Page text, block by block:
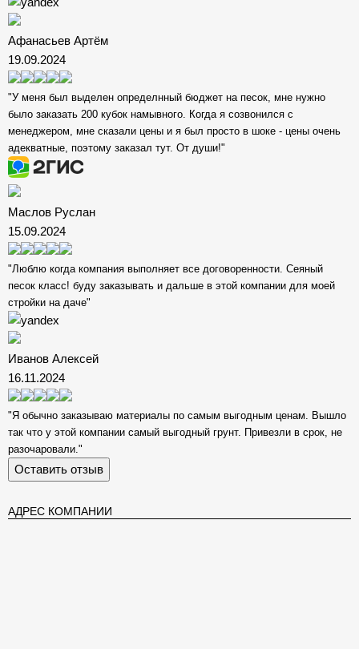
Афанасьев Артём
19.09.2024
"У меня был выделен определнный бюджет на песок, мне нужно
было заказать 200 кубок намывного. Когда я созвонился с
менеджером, мне сказали цены и я был просто в шоке - цены очень
адекватные, поэтому заказал тут. От души!"
Маслов Руслан
15.09.2024
"Люблю когда компания выполняет все договоренности. Сеяный
песок класс! буду заказывать и дальше в этой компании для моей
стройки на даче"
Иванов Алексей
16.11.2024
"Я обычно заказываю материалы по самым выгодным ценам. Вышло
так что у этой компании самый выгодный грунт. Привезли в срок, не
разочаровали."
Оставить отзыв
АДРЕС КОМПАНИИ